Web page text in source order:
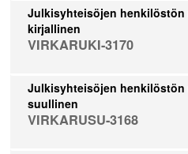
Julkisyhteisöjen
kirjallinen
VIRKARUKI-3170
Julkisyhteisöjen
suullinen
VIRKARUSU-3168